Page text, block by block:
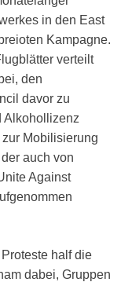
in den East
Kampagne.
verteilt
den
davor zu
Alkohollizenz
Mobilisierung
auch von
Against
half die
dabei, Gruppen